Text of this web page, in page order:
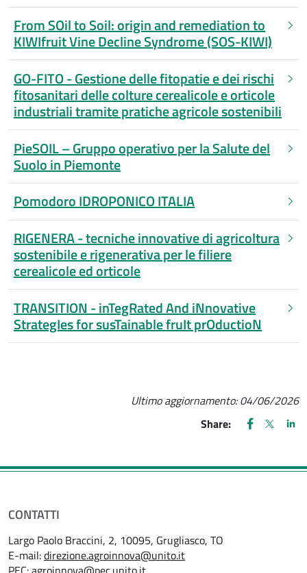
From SOil to Soil: origin and remediation to
KIWIfruit Vine Decline Syndrome (SOS-KIWI)
GO-FITO - Gestione delle fitopatie e dei rischi
fitosanitari delle colture cerealicole e orticole
industriali tramite pratiche agricole sostenibili
PieSOIL – Gruppo operativo per la Salute del
Suolo in Piemonte
Pomodoro IDROPONICO ITALIA
RIGENERA - tecniche innovative di agricoltura
sostenibile e rigenerativa per le filiere
cerealicole ed orticole
TRANSITION - inTegRated And iNnovative
StrategIes for susTainable fruIt prOductioN
Ultimo aggiornamento:04/06/2026
Share:
FACEBOOK
(apre una
X
(apre
CONTATTI
Largo Paolo Braccini, 2, 10095, Grugliasco, TO
E-mail:direzione.agroinnova@unito.it